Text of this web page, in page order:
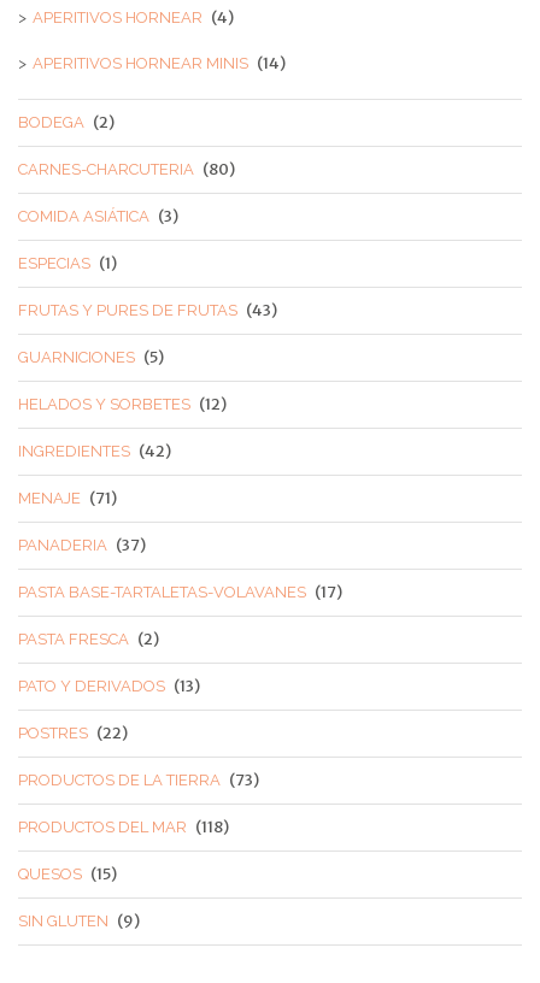
APERITIVOS HORNEAR (4)
APERITIVOS HORNEAR MINIS (14)
BODEGA (2)
CARNES-CHARCUTERIA (80)
COMIDA ASIÁTICA (3)
ESPECIAS (1)
FRUTAS Y PURES DE FRUTAS (43)
GUARNICIONES (5)
HELADOS Y SORBETES (12)
INGREDIENTES (42)
MENAJE (71)
PANADERIA (37)
PASTA BASE-TARTALETAS-VOLAVANES (17)
PASTA FRESCA (2)
PATO Y DERIVADOS (13)
POSTRES (22)
PRODUCTOS DE LA TIERRA (73)
PRODUCTOS DEL MAR (118)
QUESOS (15)
SIN GLUTEN (9)